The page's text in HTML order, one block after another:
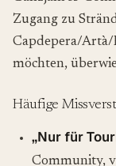
Zugang zu
Capdepera/Artà/
möchten,
Häufige
„Nur für
Community,